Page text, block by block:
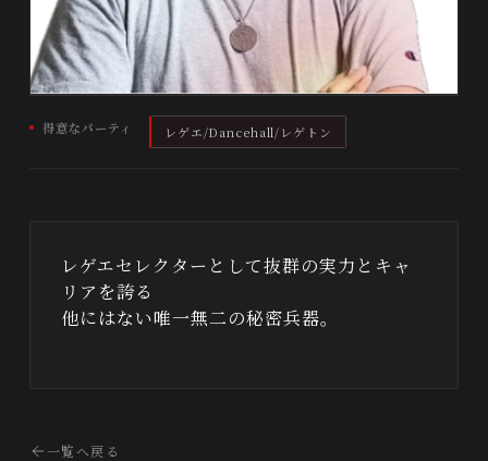
得意なパーティ レゲエ/Dancehall/レゲトン
レゲエセレクターとして抜群の実力とキャ
リアを誇る
他にはない唯一無二の秘密兵器。
一覧へ戻る